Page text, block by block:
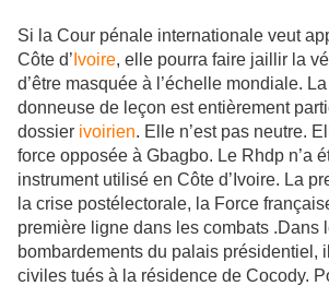
Si la Cour pénale internationale veut
Côte d’ Ivoire, elle pourra faire jaillir la
d’être masquée à l’échelle mondiale.
donneuse de leçon est entièrement
dossier ivoirien. Elle n’est pas neutre.
force opposée à Gbagbo. Le Rhdp n’a
instrument utilisé en Côte d’Ivoire. La
la crise postélectorale, la Force
première ligne dans les combats .Dans
bombardements du palais présidentiel,
civiles tués à la résidence de Cocody.